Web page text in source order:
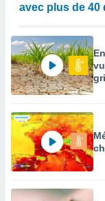
avec plus de 40